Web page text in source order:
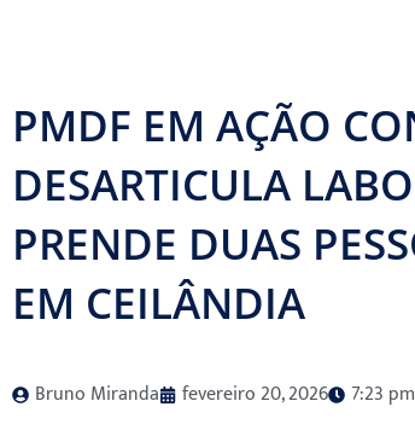
PMDF EM AÇÃO
DESARTICULA
PRENDE DUAS
EM CEILÂNDIA
Bruno Miranda fevereiro 20, 2026 7:23 pm